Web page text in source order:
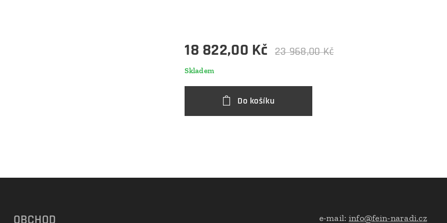
18 822,00 Kč 23 968,00Kč
Skladem
Do košíku
e-mail: info@fein-naradi.cz